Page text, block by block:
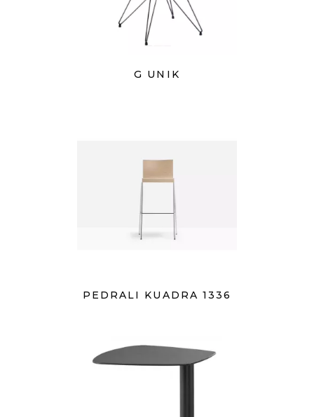
G UNIK
PEDRALI KUADRA 1336